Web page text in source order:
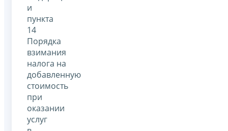
и
пункта
14
Порядка
взимания
налога на
добавленную
стоимость
при
оказании
услуг